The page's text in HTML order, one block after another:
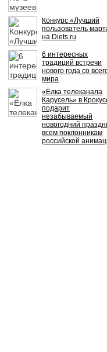
Конкурс «Лучший
пользователь
на Diets.ru
6 интересных
традиций встречи
нового года со
мира
«Ёлка телеканала
Карусель» в
подарит
незабываемый
новогодний
всем поклонникам
российской